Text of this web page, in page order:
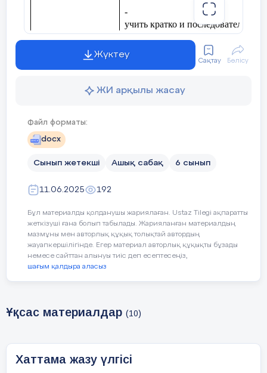
-
учить кратко и
пословиц и
поговорок;
Этап
урока/
Время
Действия педагога Действия
урока.
0-5 мин
настрой.
2.Сообщение темы и
цели классного часа.
Жүктеу
Сақтау Бөлісу
ЖИ арқылы жасау
Файл форматы:
docx
Сынып жетекші Ашық сабақ 6 сынып
11.06.2025 192
Бұл материалды қолданушы жариялаған. Ustaz Tilegi ақпаратты
жеткізуші ғана болып табылады. Жарияланған материалдың
мазмұны мен авторлық құқық толықтай автордың
жауапкершілігінде. Егер материал авторлық құқықты бұзады
немесе сайттан алынуы тиіс деп есептесеңіз,
шағым қалдыра аласыз
Ұқсас материалдар (10)
Хаттама жазу үлгісі